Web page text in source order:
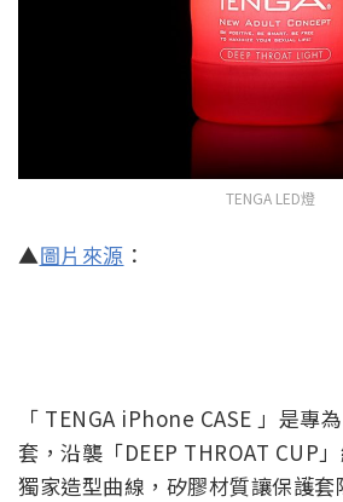
TENGA LED燈
▲圖片來源 ：
「 TENGA iPhone CASE 」是專
套，沿襲「DEEP THROAT CUP
獨家造型曲線，矽膠材質讓保護